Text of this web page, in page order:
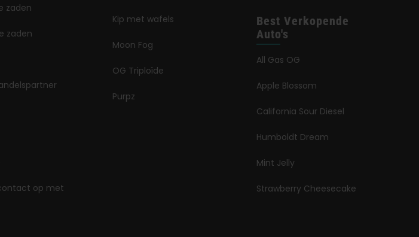
zaden
zaden
op met
Kip met wafels
Moon Fog
OG Triploïde
Purpz
Best Verkopende
Auto's
All Gas OG
Apple Blossom
California Sour Diesel
Humboldt Dream
Mint Jelly
Strawberry Cheesecake